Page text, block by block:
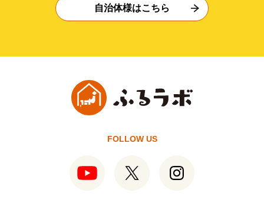
自治体様はこちら
FOLLOW US